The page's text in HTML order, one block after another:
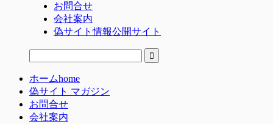
お問合せ
会社案内
偽サイト情報公開サイト
ホームhome
偽サイト マガジン
お問合せ
会社案内